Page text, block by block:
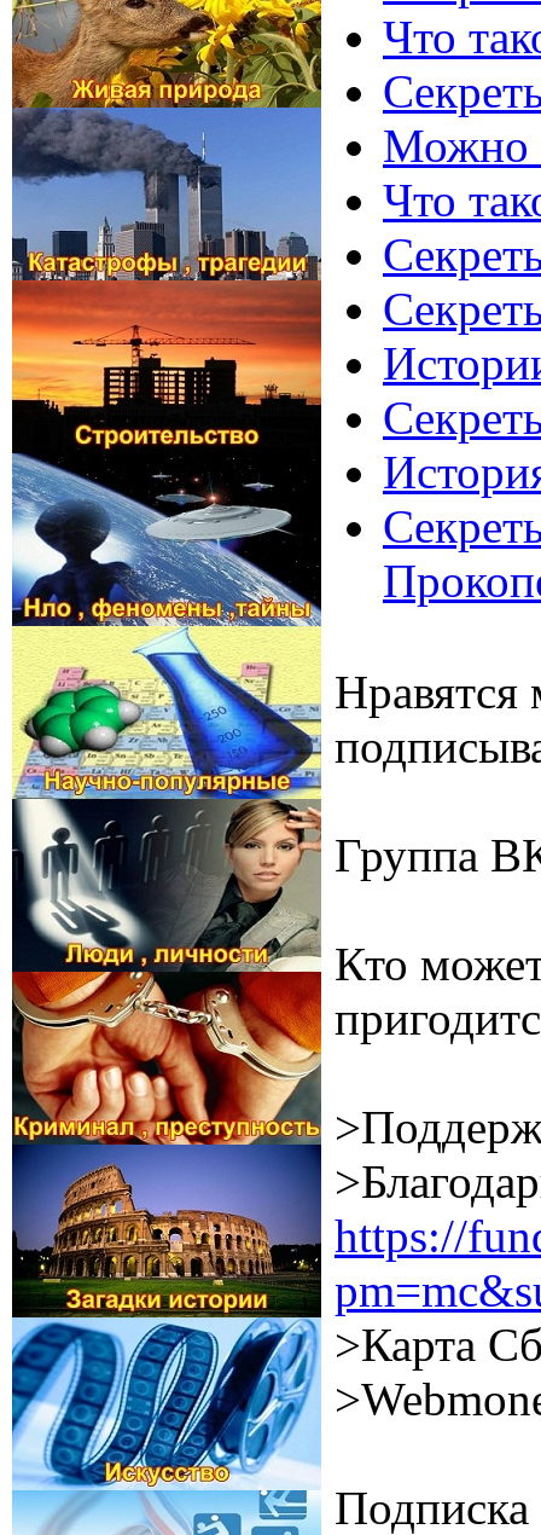
Что
Можно
Что
Группа
Кто
https://
>Карта
Подписка